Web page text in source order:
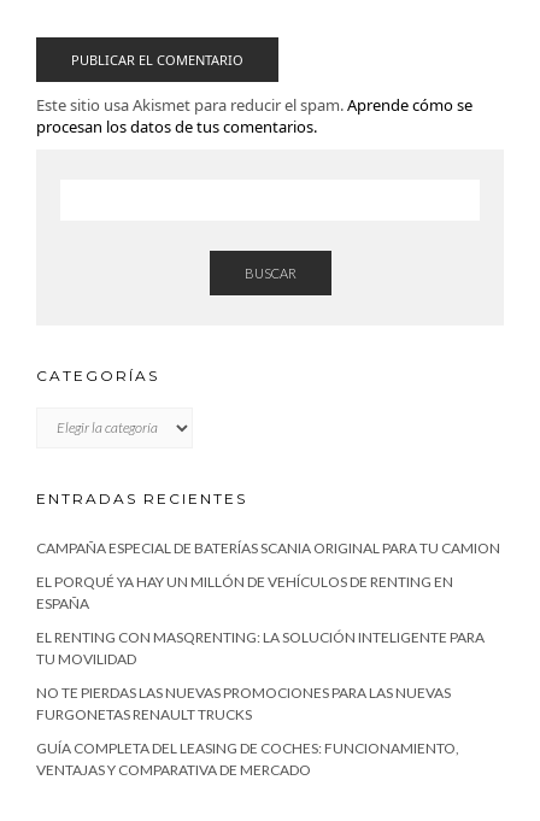
Este sitio usa Akismet para reducir el spam.Aprende cómo se
procesan los datos de tus comentarios.
BUSCAR
CATEGORÍAS
ENTRADAS RECIENTES
CAMPAÑA ESPECIAL DE BATERÍAS SCANIA ORIGINAL PARA TU CAMION
EL PORQUÉ YA HAY UN MILLÓN DE VEHÍCULOS DE RENTING EN
ESPAÑA
EL RENTING CON MASQRENTING: LA SOLUCIÓN INTELIGENTE PARA
TU MOVILIDAD
NO TE PIERDAS LAS NUEVAS PROMOCIONES PARA LAS NUEVAS
FURGONETAS RENAULT TRUCKS
GUÍA COMPLETA DEL LEASING DE COCHES: FUNCIONAMIENTO,
VENTAJAS Y COMPARATIVA DE MERCADO